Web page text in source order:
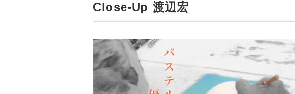
Close-Up 渡辺宏